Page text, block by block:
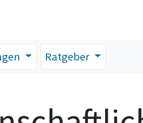
Ratgeber